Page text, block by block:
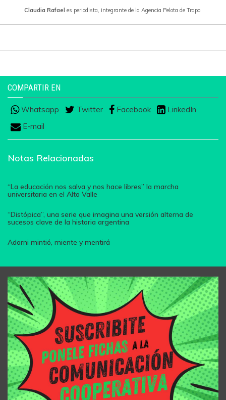
Claudia Rafael es periodista, integrante de la Agencia Pelota de Trapo
COMPARTIR EN
Whatsapp Twitter Facebook
LinkedIn
E-mail
Notas Relacionadas
“La educación nos salva y nos hace libres” la marcha
universitaria en el Alto Valle
“Distópica”, una serie que imagina una versión alterna de
sucesos clave de la historia argentina
Adorni mintió, miente y mentirá